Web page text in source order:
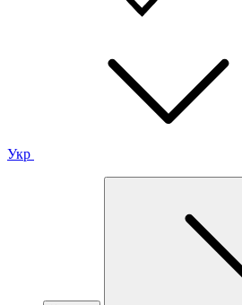
Укр